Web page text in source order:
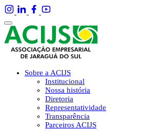
Sobre a ACIJS
Institucional
Nossa história
Diretoria
Representatividade
Transparência
Parceiros ACIJS